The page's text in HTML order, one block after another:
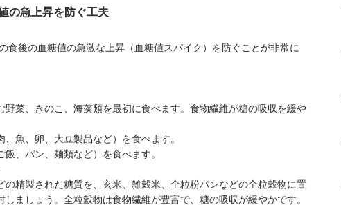
の急上昇を防ぐ工夫
食後の血糖値の急激な上昇（血糖値スパイク）を防ぐことが非常に
野菜、きのこ、海藻類を最初に食べます。食物繊維が糖の吸収を緩や
魚、卵、大豆製品など）を食べます。
、パン、麺類など）を食べます。
の精製された糖質を、玄米、雑穀米、全粒粉パンなどの全粒穀物に置
しましょう。全粒穀物は食物繊維が豊富で、糖の吸収が緩やかです。